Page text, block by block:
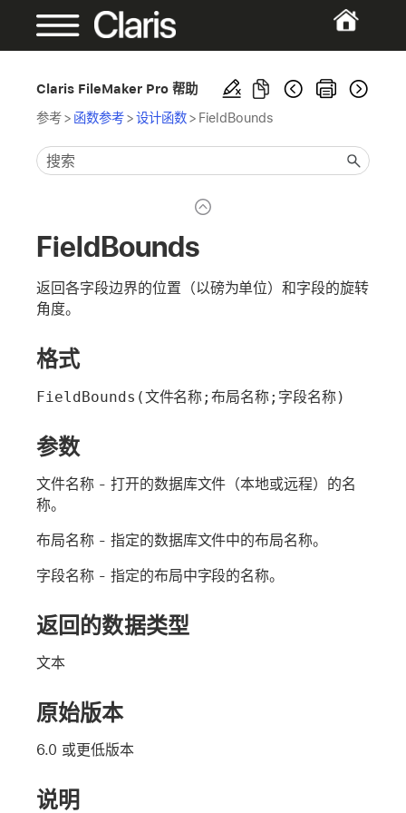
Claris FileMaker Pro 帮助
参考> 函数参考>设计函数 > FieldBounds
FieldBounds
返回各字段边界的位置（以磅为单位）和字段的旋转
角度。
格式
FieldBounds(文件名称;布局名称;字段名称)
参数
文件名称- 打开的数据库文件（本地或远程）的名
称。
布局名称- 指定的数据库文件中的布局名称。
字段名称- 指定的布局中字段的名称。
返回的数据类型
文本
原始版本
6.0 或更低版本
说明